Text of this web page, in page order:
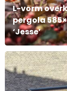
L-vorm
pergola
‘Jesse’
Lees
meer
over